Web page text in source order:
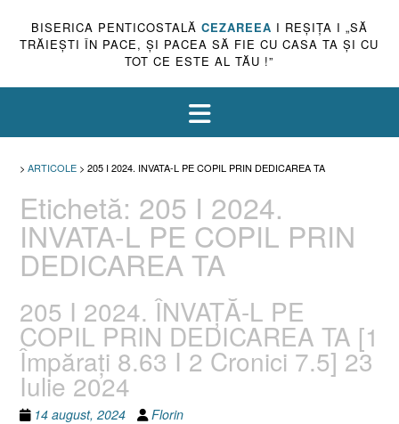
BISERICA PENTICOSTALĂ CEZAREEA I REŞIŢA I „SĂ
TRĂIEŞTI ÎN PACE, ŞI PACEA SĂ FIE CU CASA TA ŞI CU
TOT CE ESTE AL TĂU !”
> ARTICOLE > 205 I 2024. INVATA-L PE COPIL PRIN DEDICAREA TA
Etichetă: 205 I 2024.
INVATA-L PE COPIL PRIN
DEDICAREA TA
205 I 2024. ÎNVAȚĂ-L PE
COPIL PRIN DEDICAREA TA [1
Împărați 8.63 I 2 Cronici 7.5] 23
Iulie 2024
14 august, 2024 Florin